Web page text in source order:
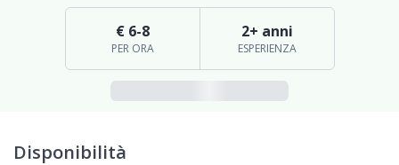
€ 6-8
PER ORA
2+ anni
ESPERIENZA
Disponibilità